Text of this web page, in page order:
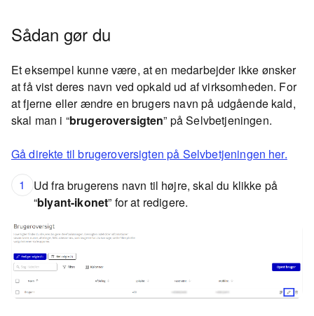
Sådan gør du
Et eksempel kunne være, at en medarbejder ikke ønsker
at få vist deres navn ved opkald ud af virksomheden. For
at fjerne eller ændre en brugers navn på udgående kald,
skal man i “brugeroversigten” på Selvbetjeningen.
Gå direkte til brugeroversigten på Selvbetjeningen her.
1
Ud fra brugerens navn til højre, skal du klikke på
“blyant-ikonet” for at redigere.